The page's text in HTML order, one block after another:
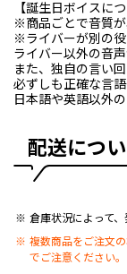
【誕生日ボイスにつ
※商品ごとで音質が
※ライバーが別の役
ライバー以外の音
また、独自の言い
必ずしも正確な言語
日本語や英語以外
配送につ
倉庫状況によって、
複数商品をご注文
でご注意ください。